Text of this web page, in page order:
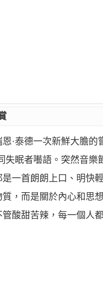
·泰德一次新鮮大膽
失眠者囈語。突然音
是一首朗朗上口、明快
質，而是關於內心和思
管酸甜苦辣，每一個人